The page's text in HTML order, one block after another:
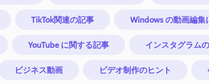
TikTok関連の記事 Windows の動画編集
YouTube に関する記事 インスタグラム
ビジネス動画 ビデオ制作のヒント